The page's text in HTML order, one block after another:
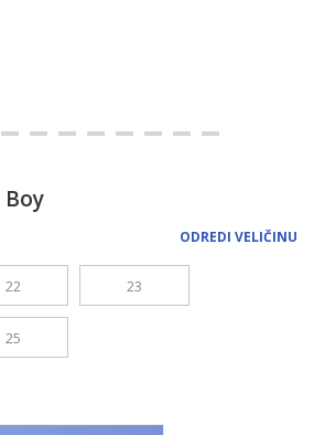
ODREDI VELIČINU
22 23
25